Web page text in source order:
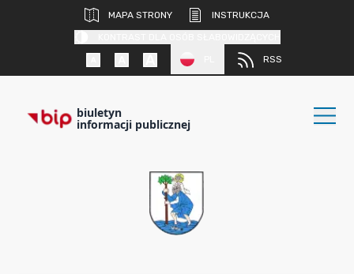
MAPA STRONY
INSTRUKCJA
RSS
biuletyn
informacji publicznej